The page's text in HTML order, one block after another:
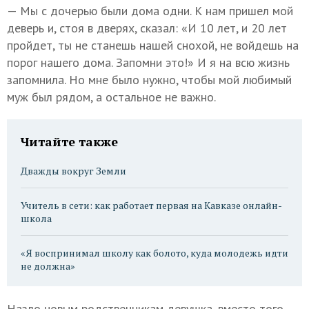
— Мы с дочерью были дома одни. К нам пришел мой
деверь и, стоя в дверях, сказал: «И 10 лет, и 20 лет
пройдет, ты не станешь нашей снохой, не войдешь на
порог нашего дома. Запомни это!» И я на всю жизнь
запомнила. Но мне было нужно, чтобы мой любимый
муж был рядом, а остальное не важно.
Читайте также
Дважды вокруг Земли
Учитель в сети: как работает первая на Кавказе онлайн-
школа
«Я воспринимал школу как болото, куда молодежь идти
не должна»